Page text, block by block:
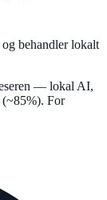
behandler lokalt
— lokal AI,
For